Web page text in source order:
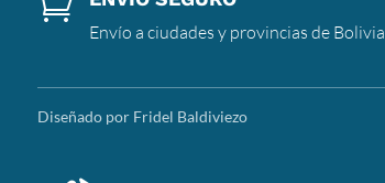

Envío a ciudades y provincias de Bolivia
Diseñado por Fridel Baldiviezo